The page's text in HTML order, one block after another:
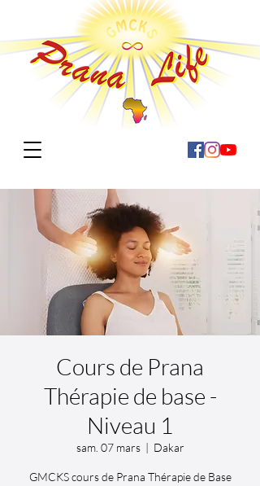
Cours de Prana
Thérapie de base -
Niveau 1
sam. 07 mars
  |
Dakar
GMCKS cours de Prana Thérapie de Base